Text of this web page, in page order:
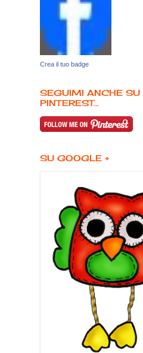
Crea il tuo badge
SEGUIMI ANCHE SU
PINTEREST...
SU GOOGLE +